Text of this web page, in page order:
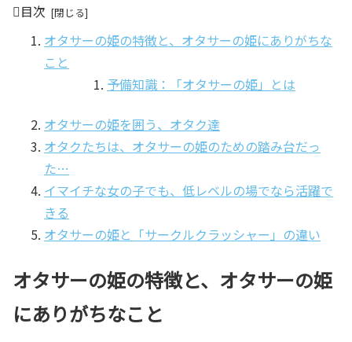
目次
オタサーの姫の特徴と、オタサーの姫にありがちな
こと
予備知識：「オタサーの姫」とは
オタサーの姫を囲う、オタク達
オタクたちは、オタサーの姫のための踏み台だっ
た…
イマイチな女の子でも、低レベルの場でなら活躍で
きる
オタサーの姫と「サークルクラッシャー」の違い
オタサーの姫の特徴と、オタサーの姫
にありがちなこと